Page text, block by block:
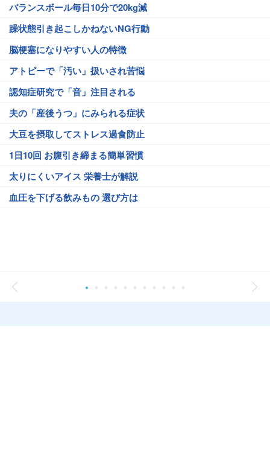
バランスボール毎日10分で20kg減
躁状態引き起こしかねないNG行動
脳梗塞になりやすい人の特徴
アトピーで「汚い」扱いされ苦悩
認知症研究で「音」注目される
夫の「産後うつ」にみられる症状
大豆を摂取してストレス過食防止
1日10回 お腹引き締まる簡単習慣
太りにくいアイス 栄養士が解説
血圧を下げる飲みもの 選び方は